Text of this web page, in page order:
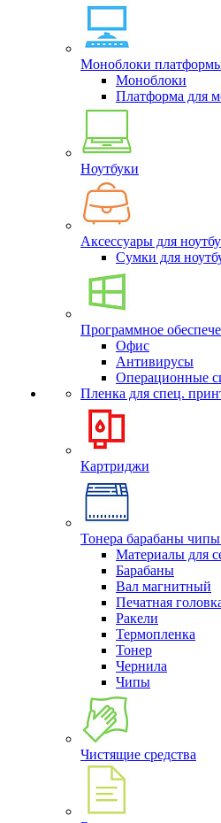
Моноблоки
Моноблоки
Платформа для
Ноутбуки
Аксессуары для
Сумки для
Программное
Офис
Антивирусы
Операционные
Пленка для спец.
Картриджи
Тонера барабаны чипы
Материалы для
Барабаны
Вал магнитный
Печатная
Ракели
Термопленка
Тонер
Чернила
Чипы
Чистящие средства